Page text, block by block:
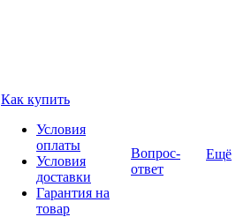
Как купить
Условия
оплаты
Условия
доставки
Гарантия на
товар
Вопрос-
ответ
Ещё